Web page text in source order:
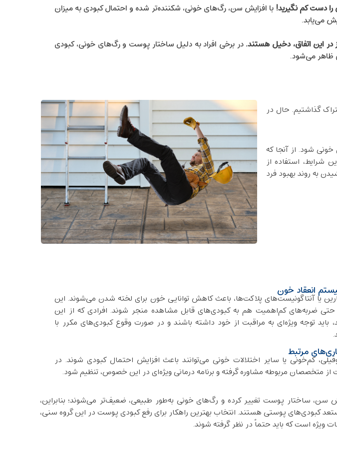
دست کم نگیرید! با افزایش سن، رگ‌های خونی، شکننده‌تر شده و احتمال کبودی به میزان
می‌یابد.
در این اتفاق، دخیل هستند.در برخی افراد به دلیل ساختار پوست و رگ‌های خونی، کبودی
ظاهر می‌شود.
گذاشتیم. حال در
شود. از آنجا که
شرایط، استفاده از
به روند بهبود فرد
انعقاد خون
یا آنتاگونیست‌های پلاکت‌ها، باعث کاهش توانایی خون برای لخته شدن می‌شوند. این
ضربه‌های کم‌اهمیت هم به کبودی‌های قابل مشاهده منجر شوند. افرادی که از این
باید توجه ویژه‌ای به مراقبت از خود داشته باشند و در صورت وقوع کبودی‌های مکرر با
مرتبط
کم‌خونی یا سایر اختلالات خونی می‌توانند باعث افزایش احتمال کبودی شوند. در
از متخصصان مربوطه مشاوره گرفته و برنامه درمانی ویژه‌ای در این خصوص، تنظیم شود.
سن، ساختار پوست تغییر کرده و رگ‌های خونی به‌طور طبیعی، ضعیف‌تر می‌شوند؛ بنابراین،
کبودی‌های پوستی هستند. انتخاب بهترین راهکار برای رفع کبودی پوست در این گروه سنی،
ویژه است که باید حتماً در نظر گرفته شوند.